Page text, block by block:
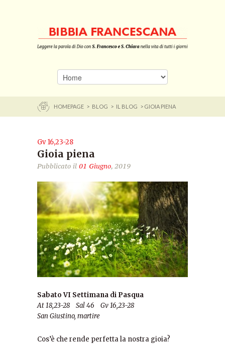
HOMEPAGE > BLOG > IL BLOG > GIOIA PIENA
Gv 16,23-28
Gioia piena
Pubblicato il 01 Giugno, 2019
Sabato VI Settimana di Pasqua
At 18,23-28 Sal 46 Gv 16,23-28
San Giustino, martire
Cos’è che rende perfetta la nostra gioia?